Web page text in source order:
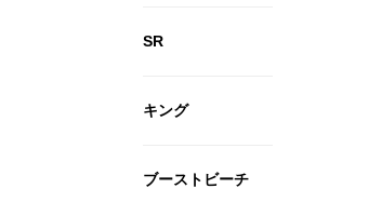
SR
キング
ブーストビーチ